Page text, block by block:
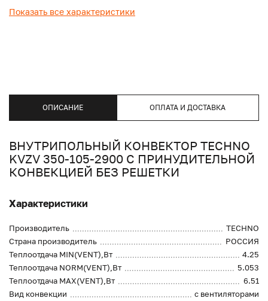
Показать все характеристики
ОПИСАНИЕ ОПЛАТА И ДОСТАВКА
ВНУТРИПОЛЬНЫЙ КОНВЕКТОР TECHNO
KVZV 350-105-2900 С ПРИНУДИТЕЛЬНОЙ
КОНВЕКЦИЕЙ БЕЗ РЕШЕТКИ
Характеристики
Производитель
TECHNO
Страна производитель
РОССИЯ
Теплоотдача MIN(VENT),Вт
4.25
Теплоотдача NORM(VENT),Вт
5.053
Теплоотдача MAX(VENT),Вт
6.51
Вид конвекции
с вентиляторами